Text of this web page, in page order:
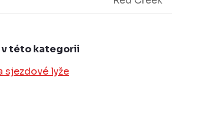
této kategorii
sjezdové lyže